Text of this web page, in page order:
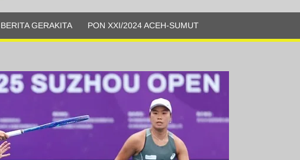
Olahraga
GERAKITA PON XXI/2024 ACEH-SUMUT